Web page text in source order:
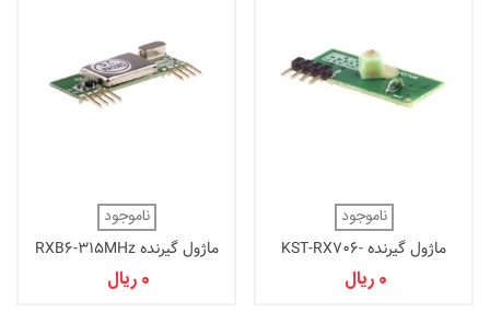
ناموجود
ماژول گیرنده KST-RX706-
433MHZ0 ریال
ناموجود
ماژول گیرنده RXB6-315MHz
0 ریال